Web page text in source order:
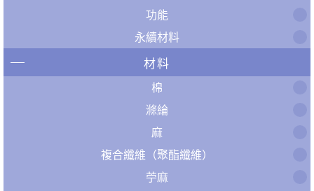
功能
永續材料
材料
棉
滌綸
麻
複合纖維（聚酯纖維）
苧麻